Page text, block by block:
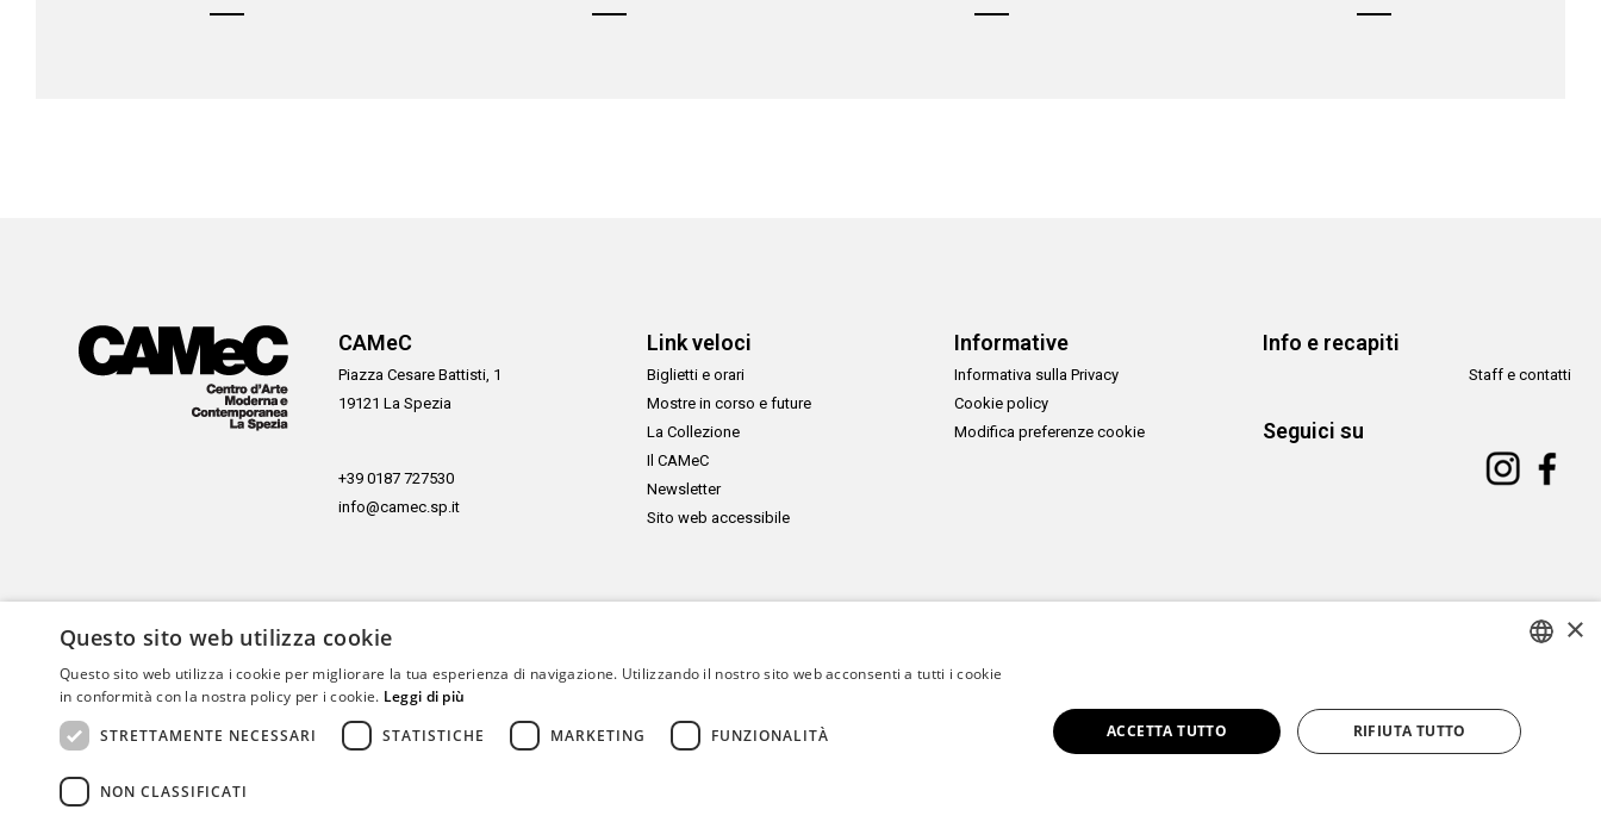
CAMeC
Piazza Cesare Battisti, 1
19121 La Spezia
+39 0187 727530
info@camec.sp.it
Link veloci
Biglietti e orari
Mostre in corso e future
La Collezione
Il CAMeC
Newsletter
Sito web accessibile
Informative
Informativa sulla Privacy
Cookie policy
Modifica preferenze cookie
Info e recapiti
Staff e contatti
Seguici su
Website developmentEmotion Design+TUB design
ENGLISH
×
Questo sito web utilizza cookie
Questo sito web utilizza i cookie per migliorare la tua esperienza di navigazione. Utilizzando il nostro sito web acconsenti a tutti i cookie
in conformità con la nostra policy per i cookie. Leggi di più
STRETTAMENTE NECESSARI
STATISTICHE MARKETING FUNZIONALITÀ
NON CLASSIFICATI
ACCETTA TUTTO RIFIUTA TUTTO